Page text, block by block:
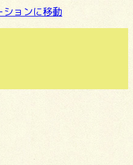
ションに移動